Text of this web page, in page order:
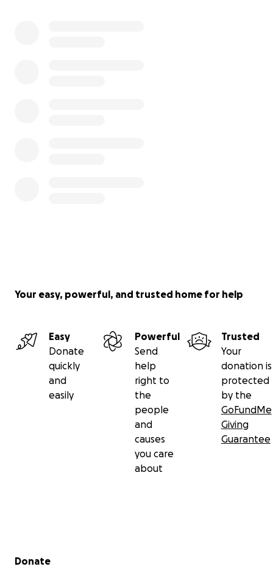
Your easy, powerful, and trusted home for help
Easy
Donate
quickly
and
easily
Powerful
Send
help
right to
the
people
and
causes
you care
about
Trusted
Your
donation is
protected
by the
GoFundMe
Giving
Guarantee
Secondary menu
Donate